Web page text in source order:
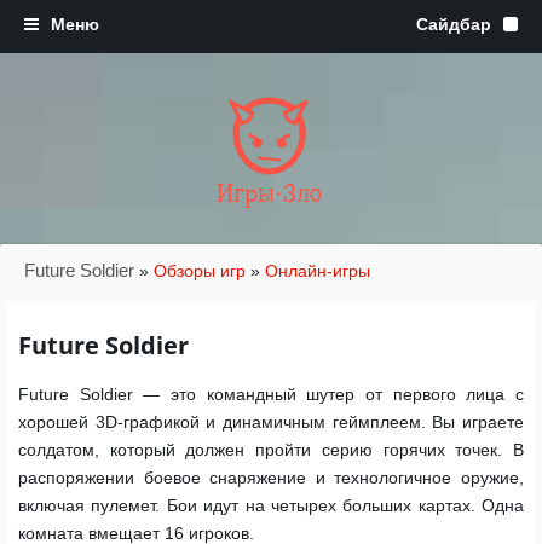
Игры·Зло
Future Soldier » Обзоры игр » Онлайн-игры
Future Soldier
Future Soldier — это командный шутер от первого лица с
хорошей 3D-графикой и динамичным геймплеем. Вы играете
солдатом, который должен пройти серию горячих точек. В
распоряжении боевое снаряжение и технологичное оружие,
включая пулемет. Бои идут на четырех больших картах. Одна
комната вмещает 16 игроков.